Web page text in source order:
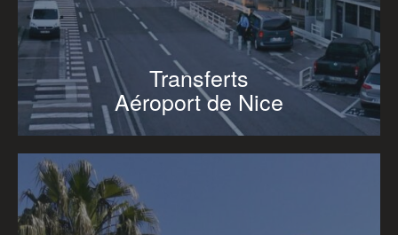
Transferts
Aéroport de Nice